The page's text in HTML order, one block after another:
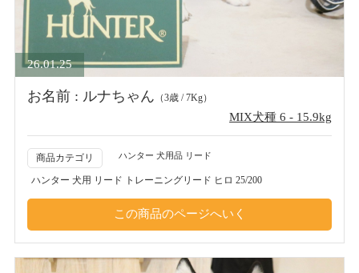
26.01.25
お名前 : ルナちゃん （3歳 / 7Kg）
MIX犬種 6 - 15.9kg
商品カテゴリ ハンター 犬用品 リード
ハンター 犬用 リード トレーニングリード ヒロ 25/200